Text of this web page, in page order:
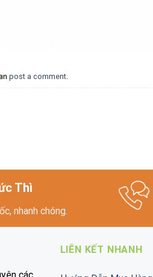
post a comment.
Thì
nhanh chóng.
LIÊN KẾT NHANH